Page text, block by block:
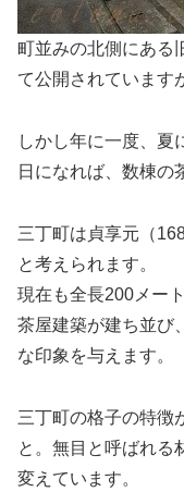
町並みの北側にある
て公開されています
しかし年に一度、夏
日になれば、数棟の
三丁町は貞享元（
と考えられます。
現在も全長200メー
茶屋建築が建ち並び
な印象を与えます。
三丁町の格子の特徴
と。無目と呼ばれる
変えています。